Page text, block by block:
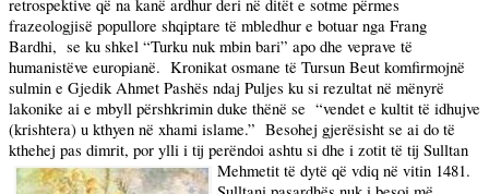
retrospektive që na kanë ardhur deri në ditët e sotme përmes
frazeologjisë popullore shqiptare të mbledhur e botuar nga Frang
Bardhi, se ku shkel “Turku nuk mbin bari” apo dhe veprave të
humanistëve europianë. Kronikat osmane të Tursun Beut komfirmojnë
sulmin e Gjedik Ahmet Pashës ndaj Puljes ku si rezultat në mënyrë
lakonike ai e mbyll përshkrimin duke thënë se “vendet e kultit të idhujve
(krishtera) u kthyen në xhami islame.” Besohej gjerësisht se ai do të
kthehej pas dimrit, por ylli i tij perëndoi ashtu si dhe i zotit të tij Sulltan
Mehmetit të dytë që vdiq në vitin 1481.